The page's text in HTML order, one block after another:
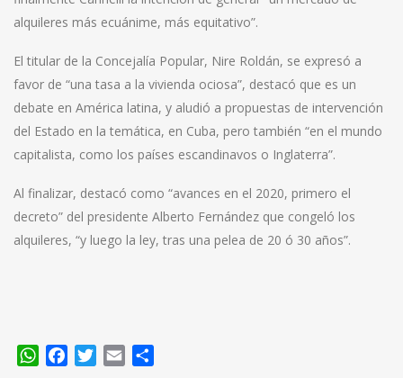
alquileres más ecuánime, más equitativo”.
El titular de la Concejalía Popular, Nire Roldán, se expresó a
favor de “una tasa a la vivienda ociosa”, destacó que es un
debate en América latina, y aludió a propuestas de intervención
del Estado en la temática, en Cuba, pero también “en el mundo
capitalista, como los países escandinavos o Inglaterra”.
Al finalizar, destacó como “avances en el 2020, primero el
decreto” del presidente Alberto Fernández que congeló los
alquileres, “y luego la ley, tras una pelea de 20 ó 30 años”.
WhatsApp
FacebookTwitter
Email